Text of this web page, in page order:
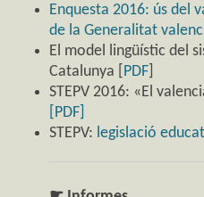
Enquesta 2016: ús del
de la Generalitat
El model lingüístic del
Catalunya [ PDF
STEPV 2016: «El
[PDF]
STEPV: legislació